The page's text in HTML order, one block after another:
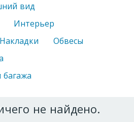
вид
Интерьер
Накладки
Обвесы
не найдено.